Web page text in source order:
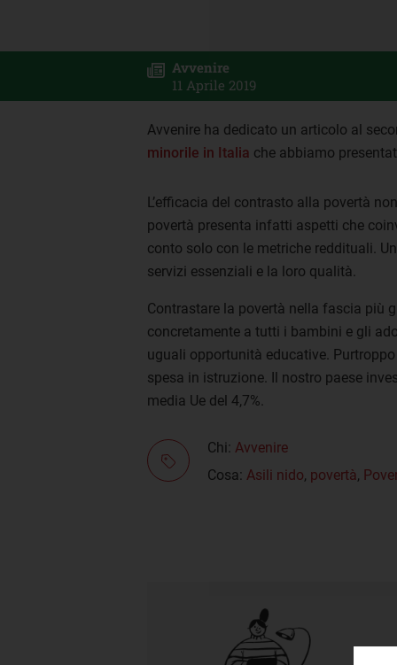
Avvenire
11 Aprile 2019
Avvenire ha dedicato un articolo al
minorile in Italia che abbiamo
L’efficacia del contrasto alla povertà
povertà presenta infatti aspetti che
conto solo con le metriche reddituali.
servizi essenziali e la loro qualità.
Contrastare la povertà nella fascia più
concretamente a tutti i bambini e gli
uguali opportunità educative.
spesa in istruzione. Il nostro paese
media Ue del 4,7%.
Chi: Avvenire
Cosa: Asili nido, povertà,